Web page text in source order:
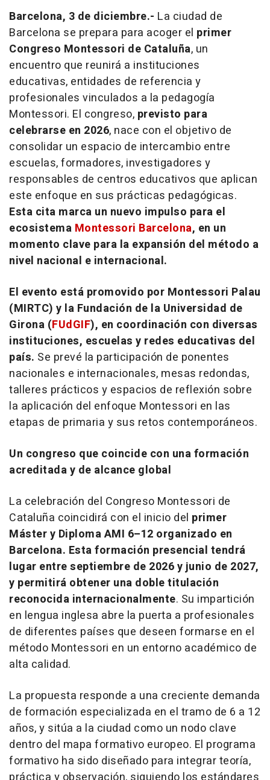
Barcelona, 3 de diciembre.- La ciudad de
Barcelona se prepara para acoger el primer
Congreso Montessori de Cataluña, un
encuentro que reunirá a instituciones
educativas, entidades de referencia y
profesionales vinculados a la pedagogía
Montessori. El congreso, previsto para
celebrarse en 2026, nace con el objetivo de
consolidar un espacio de intercambio entre
escuelas, formadores, investigadores y
responsables de centros educativos que aplican
este enfoque en sus prácticas pedagógicas.
Esta cita marca un nuevo impulso para el
ecosistema Montessori Barcelona, en un
momento clave para la expansión del método a
nivel nacional e internacional.
El evento está promovido por Montessori Palau
(MIRTC) y la Fundación de la Universidad de
Girona (FUdGIF), en coordinación con diversas
instituciones, escuelas y redes educativas del
país. Se prevé la participación de ponentes
nacionales e internacionales, mesas redondas,
talleres prácticos y espacios de reflexión sobre
la aplicación del enfoque Montessori en las
etapas de primaria y sus retos contemporáneos.
Un congreso que coincide con una formación
acreditada y de alcance global
La celebración del Congreso Montessori de
Cataluña coincidirá con el inicio del primer
Máster y Diploma AMI 6–12 organizado en
Barcelona. Esta formación presencial tendrá
lugar entre septiembre de 2026 y junio de 2027,
y permitirá obtener una doble titulación
reconocida internacionalmente. Su impartición
en lengua inglesa abre la puerta a profesionales
de diferentes países que deseen formarse en el
método Montessori en un entorno académico de
alta calidad.
La propuesta responde a una creciente demanda
de formación especializada en el tramo de 6 a 12
años, y sitúa a la ciudad como un nodo clave
dentro del mapa formativo europeo. El programa
formativo ha sido diseñado para integrar teoría,